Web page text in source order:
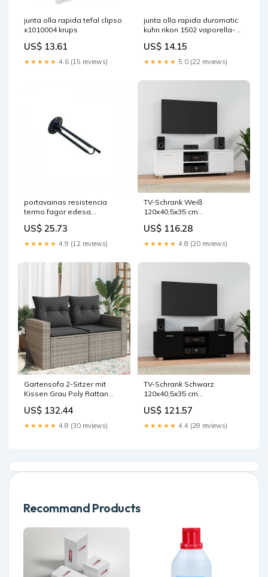
junta olla rapida tefal clipso
x1010004 krups
US$ 13.61
★★★★★ 4.6 (15 reviews)
junta olla rapida duromatic
kuhn rikon 1502 vaporella-
US$ 14.15
★★★★★ 5.0 (22 reviews)
portavainas resistencia
termo fagor edesa
US$ 25.73
★★★★★ 4.9 (12 reviews)
TV-Schrank Weiß
120x40,5x35 cm
US$ 116.28
★★★★★ 4.8 (20 reviews)
Gartensofa 2-Sitzer mit
Kissen Grau Poly Rattan
US$ 132.44
★★★★★ 4.8 (30 reviews)
TV-Schrank Schwarz
120x40,5x35 cm
US$ 121.57
★★★★★ 4.4 (28 reviews)
Recommand Products